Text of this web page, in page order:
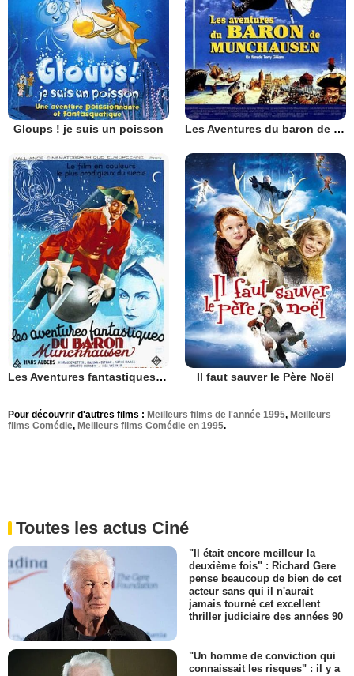
Gloups ! je suis un poisson Les Aventures du baron de Münchausen
Les Aventures fantastiques du baron Munchausen Il faut sauver le Père Noël
Pour découvrir d'autres films : Meilleurs films de l'année 1995, Meilleurs
films Comédie, Meilleurs films Comédie en 1995.
Toutes les actus Ciné
"Il était encore meilleur la
deuxième fois" : Richard Gere
pense beaucoup de bien de cet
acteur sans qui il n'aurait
jamais tourné cet excellent
thriller judiciaire des années 90
"Un homme de conviction qui
connaissait les risques" : il y a